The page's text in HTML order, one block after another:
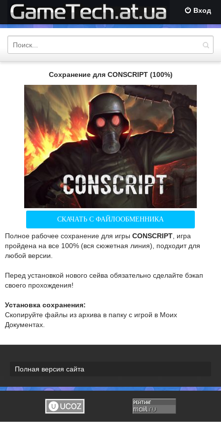
Вход
Сохранение для CONSCRIPT (100%)
СКАЧАТЬ С ФАЙЛООБМЕННИКА
Полное рабочее сохранение для игры CONSCRIPT , игра
пройдена на все 100% (вся сюжетная линия), подходит для
любой версии.
Перед установкой нового сейва обязательно сделайте бэкап
своего прохождения!
Установка сохранения:
Скопируйте файлы из архива в папку с игрой в Моих
Документах.
Полная версия сайта